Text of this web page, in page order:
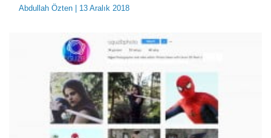
Abdullah Özten | 13 Aralık 2018